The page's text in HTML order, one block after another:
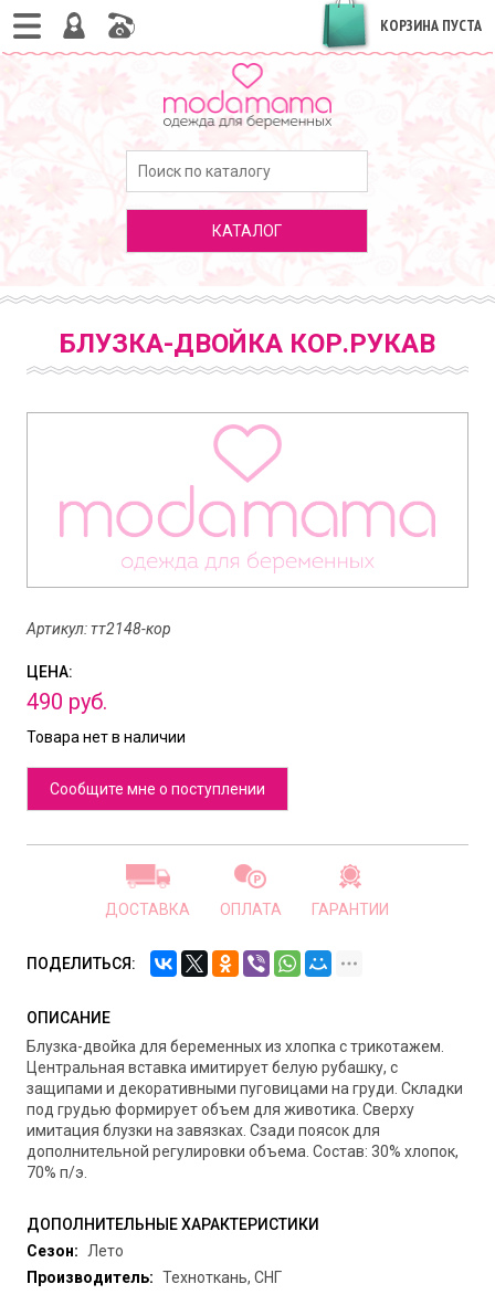
КОРЗИНА ПУСТА
КАТАЛОГ
БЛУЗКА-ДВОЙКА КОР.РУКАВ
Артикул: тт2148-кор
ЦЕНА:
490 руб.
Товара нет в наличии
Сообщите мне о поступлении
ДОСТАВКА ОПЛАТА ГАРАНТИИ
ПОДЕЛИТЬСЯ:
ОПИСАНИЕ
Блузка-двойка для беременных из хлопка с трикотажем.
Центральная вставка имитирует белую рубашку, с
защипами и декоративными пуговицами на груди. Складки
под грудью формирует объем для животика. Сверху
имитация блузки на завязках. Сзади поясок для
дополнительной регулировки объема. Состав: 30% хлопок,
70% п/э.
ДОПОЛНИТЕЛЬНЫЕ ХАРАКТЕРИСТИКИ
Сезон:
Лето
Производитель: Техноткань, СНГ